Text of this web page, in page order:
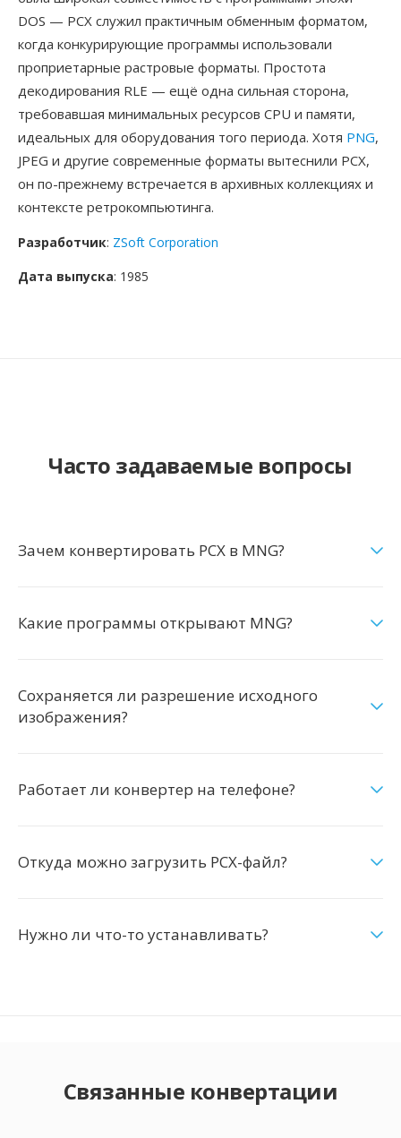
DOS — PCX служил практичным обменным форматом,
когда конкурирующие программы использовали
проприетарные растровые форматы. Простота
декодирования RLE — ещё одна сильная сторона,
требовавшая минимальных ресурсов CPU и памяти,
идеальных для оборудования того периода. Хотя PNG,
JPEG и другие современные форматы вытеснили PCX,
он по-прежнему встречается в архивных коллекциях и
контексте ретрокомпьютинга.
Разработчик: ZSoft Corporation
Дата выпуска: 1985
Часто задаваемые вопросы
Зачем конвертировать PCX в MNG?
Какие программы открывают MNG?
Сохраняется ли разрешение исходного
изображения?
Работает ли конвертер на телефоне?
Откуда можно загрузить PCX-файл?
Нужно ли что-то устанавливать?
Связанные конвертации